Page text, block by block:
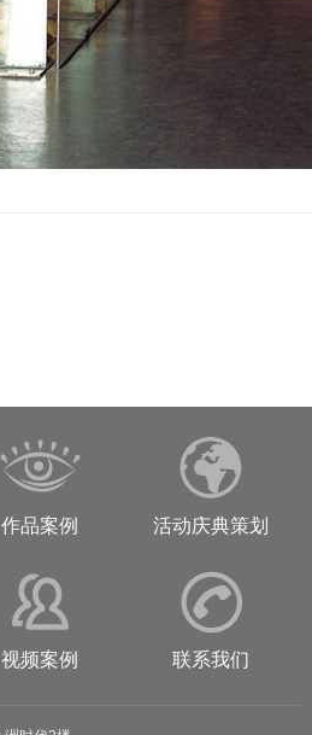
作品案例 活动庆典策划
视频案例 联系我们